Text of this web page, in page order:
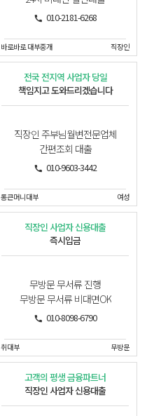
010-2181-6268
바로바로 대부중개 직장인
전국 전지역 사업자 당일
책임지고 도와드리겠습니다
직장인 주부님월변전문업체
간편조회 대출
010-9603-3442
통큰머니대부 여성
직장인 사업자 신용대출
즉시입금
무방문 무서류 진행
무방문 무서류 비대면OK
010-8098-6790
취대부 무방문
고객의 평생 금융파트너
직장인 사업자 신용대출